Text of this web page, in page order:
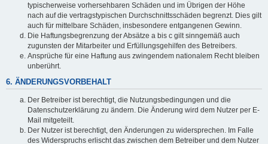
typischerweise vorhersehbaren Schäden und im Übrigen der Höhe
nach auf die vertragstypischen Durchschnittsschäden begrenzt. Dies gilt
auch für mittelbare Schäden, insbesondere entgangenen Gewinn.
Die Haftungsbegrenzung der Absätze a bis c gilt sinngemäß auch
zugunsten der Mitarbeiter und Erfüllungsgehilfen des Betreibers.
Ansprüche für eine Haftung aus zwingendem nationalem Recht bleiben
unberührt.
6. ÄNDERUNGSVORBEHALT
Der Betreiber ist berechtigt, die Nutzungsbedingungen und die
Datenschutzerklärung zu ändern. Die Änderung wird dem Nutzer per E-
Mail mitgeteilt.
Der Nutzer ist berechtigt, den Änderungen zu widersprechen. Im Falle
des Widerspruchs erlischt das zwischen dem Betreiber und dem Nutzer